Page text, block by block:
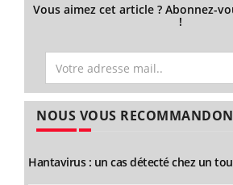
Vous aimez cet article ? Abonnez-
!
NOUS VOUS
Hantavirus : un cas détecté chez un